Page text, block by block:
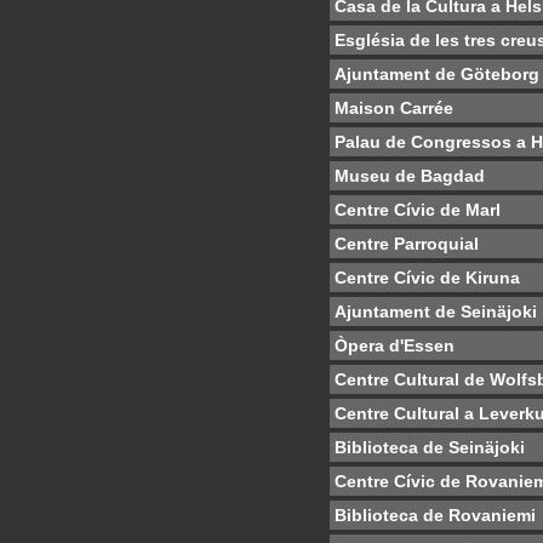
Casa de la Cultura a
Església de les tres
Ajuntament de Göteborg
Maison Carrée
Palau de Congressos a
Museu de Bagdad
Centre Cívic de Marl
Centre Parroquial
Centre Cívic de Kiruna
Ajuntament de Seinäjoki
Òpera d'Essen
Centre Cultural de
Centre Cultural a
Biblioteca de Seinäjoki
Centre Cívic de
Biblioteca de Rovaniemi